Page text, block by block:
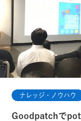
ナレッジ・ノウハウ
Goodpatchで